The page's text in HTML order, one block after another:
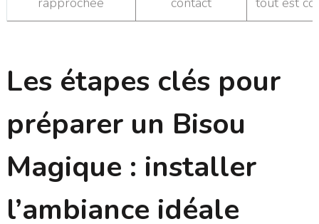
Les étapes clés pour
préparer un Bisou
Magique : installer
l’ambiance idéale